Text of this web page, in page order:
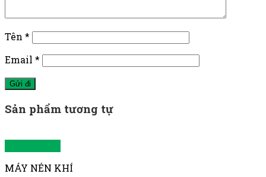
Tên *
Email *
Sản phẩm tương tự
MÁY NÉN KHÍ